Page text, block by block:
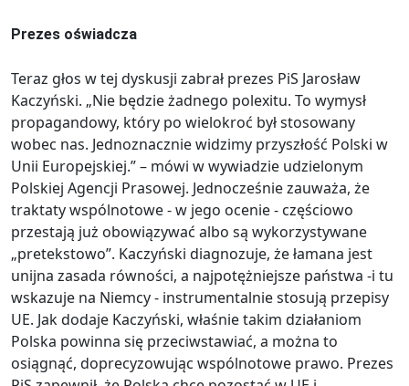
Prezes oświadcza
Teraz głos w tej dyskusji zabrał prezes PiS Jarosław
Kaczyński. „Nie będzie żadnego polexitu. To wymysł
propagandowy, który po wielokroć był stosowany
wobec nas. Jednoznacznie widzimy przyszłość Polski w
Unii Europejskiej.” – mówi w wywiadzie udzielonym
Polskiej Agencji Prasowej. Jednocześnie zauważa, że
traktaty wspólnotowe - w jego ocenie - częściowo
przestają już obowiązywać albo są wykorzystywane
„pretekstowo”. Kaczyński diagnozuje, że łamana jest
unijna zasada równości, a najpotężniejsze państwa -i tu
wskazuje na Niemcy - instrumentalnie stosują przepisy
UE. Jak dodaje Kaczyński, właśnie takim działaniom
Polska powinna się przeciwstawiać, a można to
osiągnąć, doprecyzowując wspólnotowe prawo. Prezes